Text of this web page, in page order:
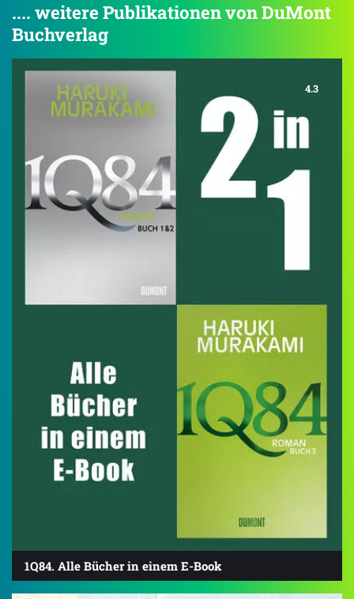
.... weitere Publikationen von DuMont
Buchverlag
4.3
1Q84. Alle Bücher in einem E-Book